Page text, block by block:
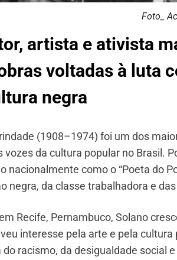
Foto_
artista e ativista
voltadas à luta
negra
(1908–1974) foi um dos
vozes da cultura popular no Brasil.
nacionalmente como o “Poeta do
negra, da classe trabalhadora e
Recife, Pernambuco, Solano
interesse pela arte e pela
do racismo, da desigualdade social